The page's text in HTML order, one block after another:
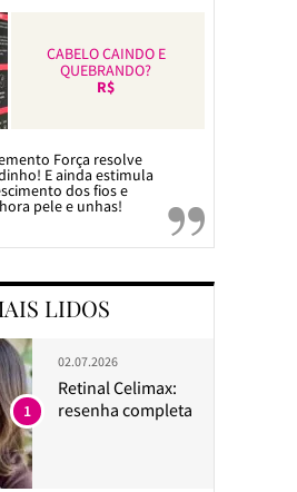
CABELO CAINDO E
QUEBRANDO?
R$
Força resolve
E ainda estimula
dos fios e
pele e unhas!
LIDOS
02.07.2026
Retinal Celimax:
resenha completa
1